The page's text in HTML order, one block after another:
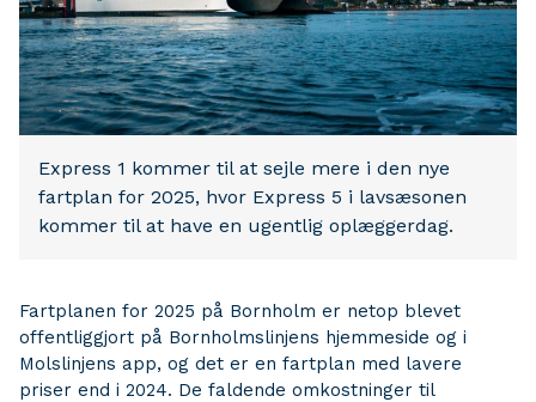
Express 1 kommer til at sejle mere i den nye
fartplan for 2025, hvor Express 5 i lavsæsonen
kommer til at have en ugentlig oplæggerdag.
Fartplanen for 2025 på Bornholm er netop blevet
offentliggjort på Bornholmslinjens hjemmeside og i
Molslinjens app, og det er en fartplan med lavere
priser end i 2024. De faldende omkostninger til